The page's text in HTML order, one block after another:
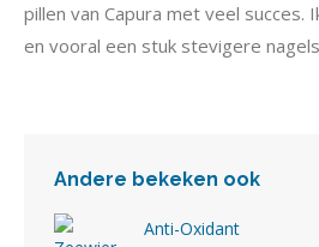
pillen van Capura met veel succes.
en vooral een stuk stevigere
Andere bekeken ook
Anti-Oxidant